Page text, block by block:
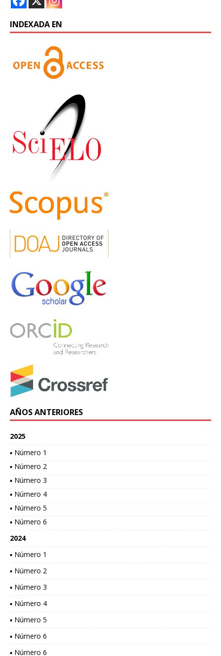
INDEXADA EN
AÑOS ANTERIORES
2025
▪ Número 1
▪ Número 2
▪ Número 3
▪ Número 4
▪ Número 5
▪ Número 6
2024
▪ Número 1
▪ Número 2
▪ Número 3
▪ Número 4
▪ Número 5
▪ Número 6
▪ Número 6